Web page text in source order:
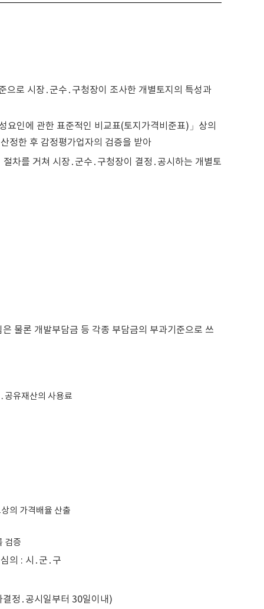
로 시장․군수․구청장이 조사한 개별토지의 특성과
인에 관한 표준적인 비교표(토지가격비준표)」상의
정한 후 감정평가업자의 검증을 받아
차를 거쳐 시장․군수․구청장이 결정․공시하는 개별토
물론 개발부담금 등 각종 부담금의 부과기준으로 쓰
공유재산의 사용료
의 가격배율 산출
검증
의 : 시․군․구
정․공시일부터 30일이내)